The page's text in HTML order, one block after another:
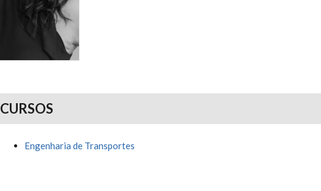
CURSOS
Engenharia de Transportes